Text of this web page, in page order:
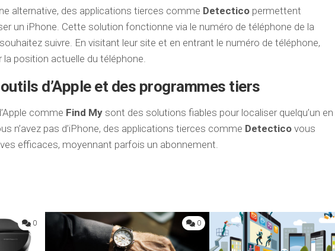
alternative, des applications tierces comme Detectico permettent
un iPhone. Cette solution fonctionne via le numéro de téléphone de la
suivre. En visitant leur site et en entrant le numéro de téléphone,
position actuelle du téléphone.
d’Apple et des programmes tiers
comme Find My sont des solutions fiables pour localiser quelqu’un en
n’avez pas d’iPhone, des applications tierces comme Detectico vous
efficaces, moyennant parfois un abonnement.
0 0